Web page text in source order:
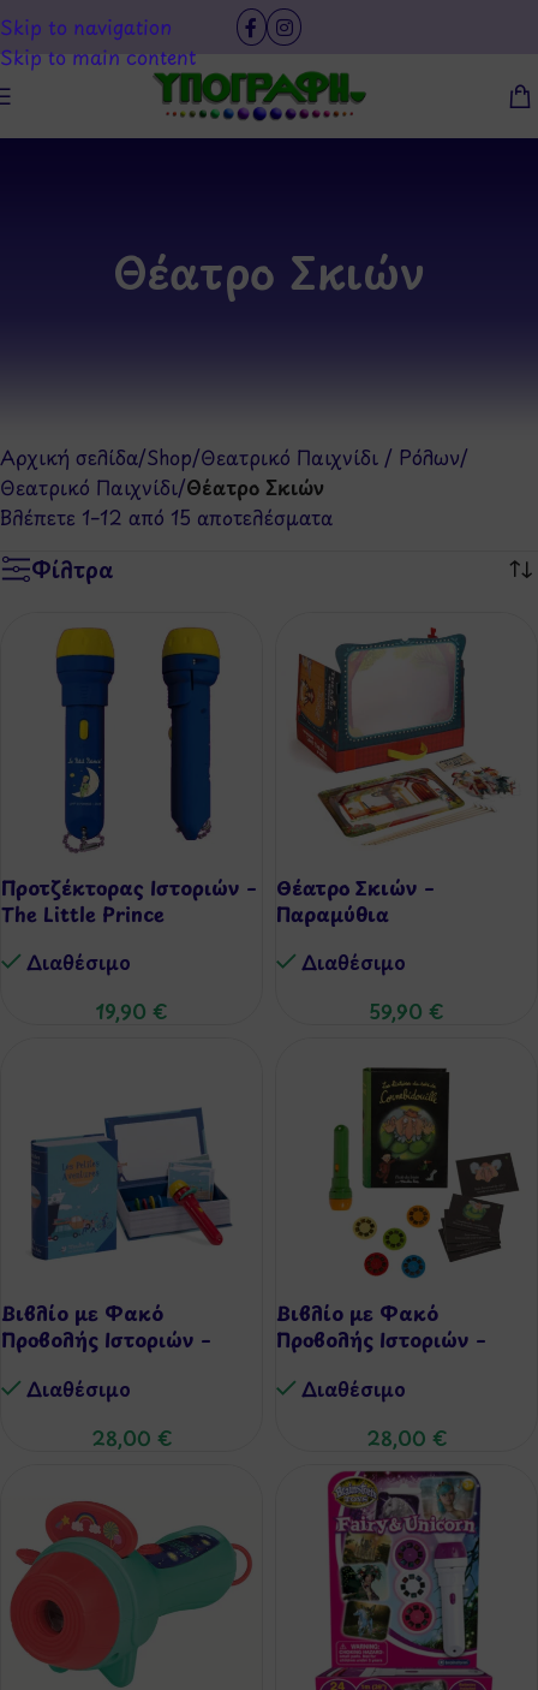
Skip to navigation
Skip to main content
Θέατρο Σκιών
Αρχική σελίδα/Shop/Θεατρικό Παιχνίδι / Ρόλων/
Θεατρικό Παιχνίδι/Θέατρο Σκιών
Βλέπετε 1–12 από 15 αποτελέσματα
Φίλτρα
Προτζέκτορας Ιστοριών –
The Little Prince
Διαθέσιμo
19,90 €
Θέατρο Σκιών –
Παραμύθια
Διαθέσιμo
59,90 €
Βιβλίο με Φακό
Προβολής Ιστοριών –
Διαθέσιμo
28,00 €
Βιβλίο με Φακό
Προβολής Ιστοριών –
Διαθέσιμo
28,00 €